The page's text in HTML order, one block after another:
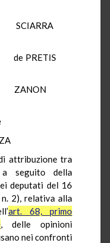
attribuzione tra
seguito della
deputati del 16
2), relativa alla
art. 68, primo
, delle opinioni
nei confronti